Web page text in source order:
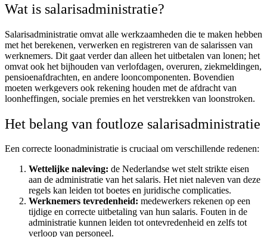
Wat is salarisadministratie?
Salarisadministratie omvat alle werkzaamheden die te maken hebben
met het berekenen, verwerken en registreren van de salarissen van
werknemers. Dit gaat verder dan alleen het uitbetalen van lonen; het
omvat ook het bijhouden van verlofdagen, overuren, ziekmeldingen,
pensioenafdrachten, en andere looncomponenten. Bovendien
moeten werkgevers ook rekening houden met de afdracht van
loonheffingen, sociale premies en het verstrekken van loonstroken.
Het belang van foutloze salarisadministratie
Een correcte loonadministratie is cruciaal om verschillende redenen:
Wettelijke naleving: de Nederlandse wet stelt strikte eisen
aan de administratie van het salaris. Het niet naleven van deze
regels kan leiden tot boetes en juridische complicaties.
Werknemers tevredenheid: medewerkers rekenen op een
tijdige en correcte uitbetaling van hun salaris. Fouten in de
administratie kunnen leiden tot ontevredenheid en zelfs tot
verloop van personeel.